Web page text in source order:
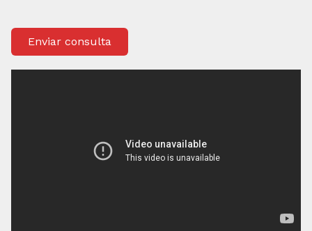
Enviar consulta